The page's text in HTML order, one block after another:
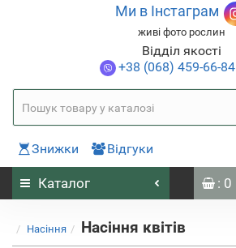
Ми в Інстаграм
живі фото рослин
Відділ якості
+38 (068) 459-66-84
Знижки Відгуки
Каталог : 0
Насіння Насіння квітів